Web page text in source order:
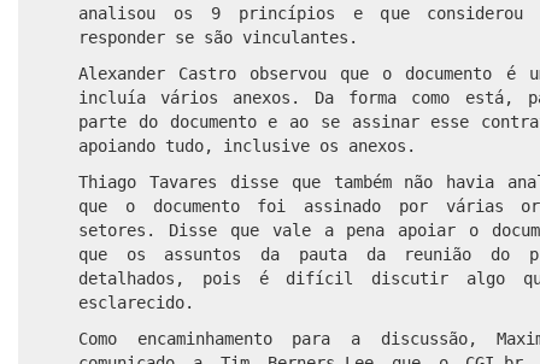
analisou os 9 princípios e que considerou
responder se são vinculantes.
Alexander Castro observou que o documento é
incluía vários anexos. Da forma como está,
parte do documento e ao se assinar esse
apoiando tudo, inclusive os anexos.
Thiago Tavares disse que também não havia
que o documento foi assinado por várias
setores. Disse que vale a pena apoiar o
que os assuntos da pauta da reunião do
detalhados, pois é difícil discutir algo que
esclarecido.
Como encaminhamento para a discussão,